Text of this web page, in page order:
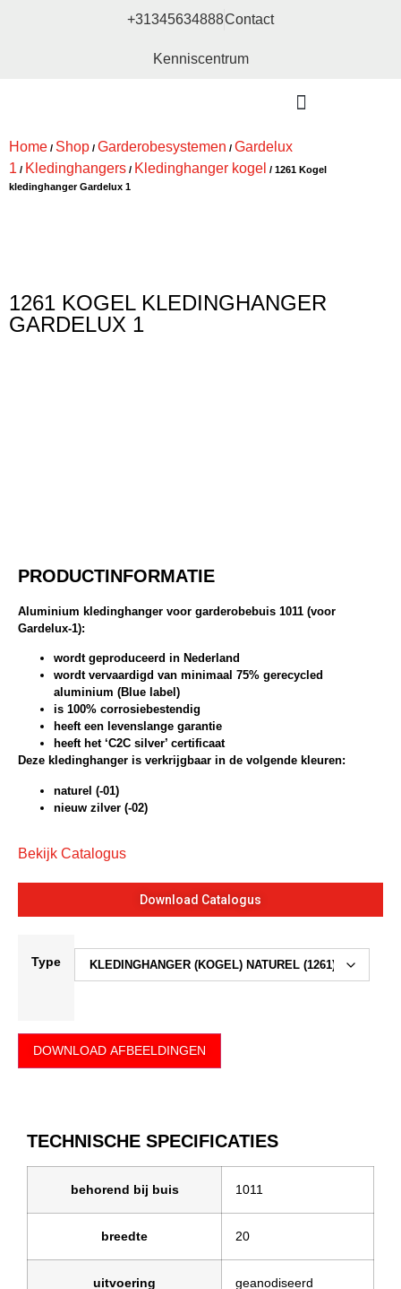
+31345634888Contact
Kenniscentrum
Home / Shop / Garderobesystemen / Gardelux
1 / Kledinghangers / Kledinghanger kogel / 1261 Kogel
kledinghanger Gardelux 1
1261 KOGEL KLEDINGHANGER
GARDELUX 1
PRODUCTINFORMATIE
Aluminium kledinghanger voor garderobebuis 1011 (voor
Gardelux-1):
wordt geproduceerd in Nederland
wordt vervaardigd van minimaal 75% gerecycled
aluminium (Blue label)
is 100% corrosiebestendig
heeft een levenslange garantie
heeft het ‘C2C silver’ certificaat
Deze kledinghanger is verkrijgbaar in de volgende kleuren:
naturel (-01)
nieuw zilver (-02)
Bekijk Catalogus
Download Catalogus
Type
DOWNLOAD AFBEELDINGEN
TECHNISCHE SPECIFICATIES
behorend bij buis 1011
breedte 20
uitvoering geanodiseerd